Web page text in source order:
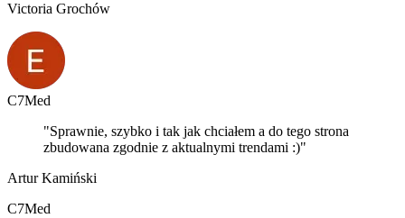
Victoria Grochów
C7Med
"Sprawnie, szybko i tak jak chciałem a do tego strona
zbudowana zgodnie z aktualnymi trendami :)"
Artur Kamiński
C7Med